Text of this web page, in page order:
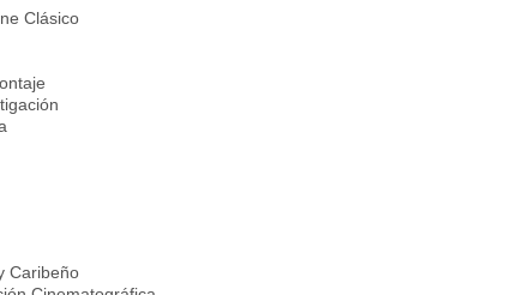
general o Productor ejecutivo.
cámaras, sonido o Editor o post-productor audiovisual.
de proyectos.
Clásico
Caribeño